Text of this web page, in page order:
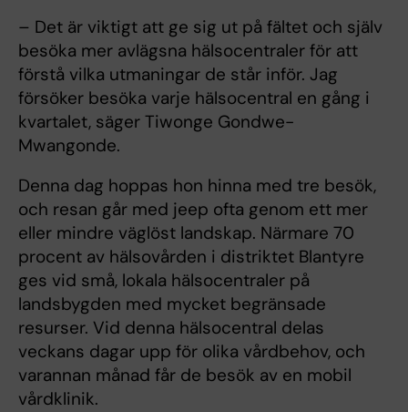
– Det är viktigt att ge sig ut på fältet och själv
besöka mer avlägsna hälsocentraler för att
förstå vilka utmaningar de står inför. Jag
försöker besöka varje hälsocentral en gång i
kvartalet, säger Tiwonge Gondwe-
Mwangonde.
Denna dag hoppas hon hinna med tre besök,
och resan går med jeep ofta genom ett mer
eller mindre väglöst landskap. Närmare 70
procent av hälsovården i distriktet Blantyre
ges vid små, lokala hälsocentraler på
landsbygden med mycket begränsade
resurser. Vid denna hälsocentral delas
veckans dagar upp för olika vårdbehov, och
varannan månad får de besök av en mobil
vårdklinik.